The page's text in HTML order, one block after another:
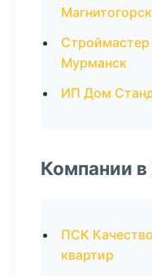
Магнитогорск
Мурманск
ИП Дом
Компании
ПСК
квартир